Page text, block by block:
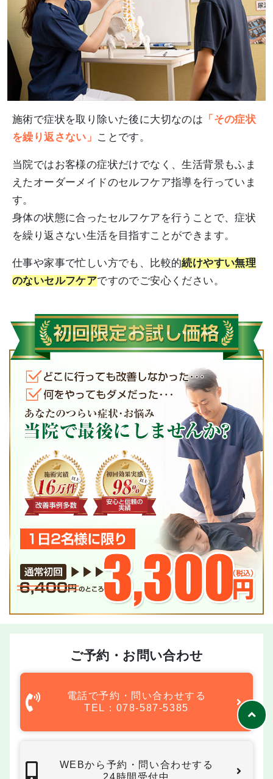
施術で症状を取り除いた後に大切なのは 「その症状
を繰り返さない」 ことです。
当院ではお客様の症状だけでなく、生活背景もふま
えたオーダーメイドのセルフケア指導を行っていま
す。
身体の状態に合ったセルフケアを行うことで、症状
を繰り返さない生活を目指すことができます。
仕事や家事で忙しい方でも、比較的続けやすい無理
のないセルフケアですのでご安心ください。
ご予約・お問い合わせ
電話で予約・問い合わせする
TEL：078-587-5385
WEBから予約・問い合わせする
24時間受付中